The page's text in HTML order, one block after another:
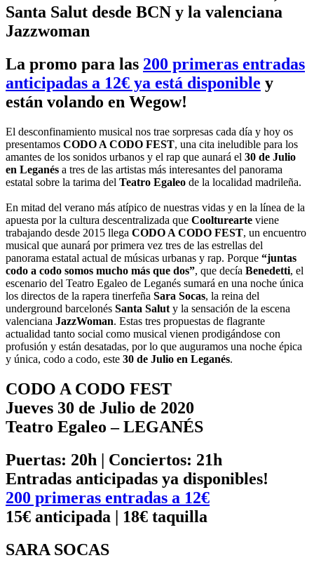
Santa Salut desde BCN y la valenciana
Jazzwoman
La promo para las 200 primeras entradas
anticipadas a 12€ ya está disponible y
están volando en Wegow!
El desconfinamiento musical nos trae sorpresas cada día y hoy os
presentamos CODO A CODO FEST, una cita ineludible para los
amantes de los sonidos urbanos y el rap que aunará el 30 de Julio
en Leganés a tres de las artistas más interesantes del panorama
estatal sobre la tarima del Teatro Egaleo de la localidad madrileña.
En mitad del verano más atípico de nuestras vidas y en la línea de la
apuesta por la cultura descentralizada que Coolturearte viene
trabajando desde 2015 llega CODO A CODO FEST, un encuentro
musical que aunará por primera vez tres de las estrellas del
panorama estatal actual de músicas urbanas y rap. Porque “juntas
codo a codo somos mucho más que dos”, que decía Benedetti, el
escenario del Teatro Egaleo de Leganés sumará en una noche única
los directos de la rapera tinerfeña Sara Socas, la reina del
underground barcelonés Santa Salut y la sensación de la escena
valenciana JazzWoman. Estas tres propuestas de flagrante
actualidad tanto social como musical vienen prodigándose con
profusión y están desatadas, por lo que auguramos una noche épica
y única, codo a codo, este 30 de Julio en Leganés.
CODO A CODO FEST
Jueves 30 de Julio de 2020
Teatro Egaleo – LEGANÉS
Puertas: 20h | Conciertos: 21h
Entradas anticipadas ya disponibles!
200 primeras entradas a 12€
15€ anticipada | 18€ taquilla
SARA SOCAS